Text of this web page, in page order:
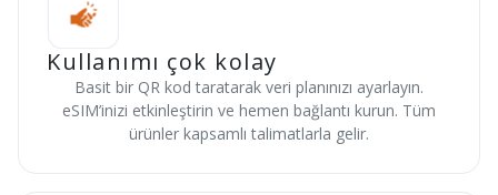
Kullanımı çok kolay
Basit bir QR kod taratarak veri planınızı ayarlayın.
eSIM’inizi etkinleştirin ve hemen bağlantı kurun. Tüm
ürünler kapsamlı talimatlarla gelir.